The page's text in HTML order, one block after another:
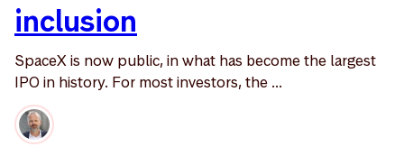
inclusion
SpaceX is now public, in what has become the largest
IPO in history. For most investors, the ...